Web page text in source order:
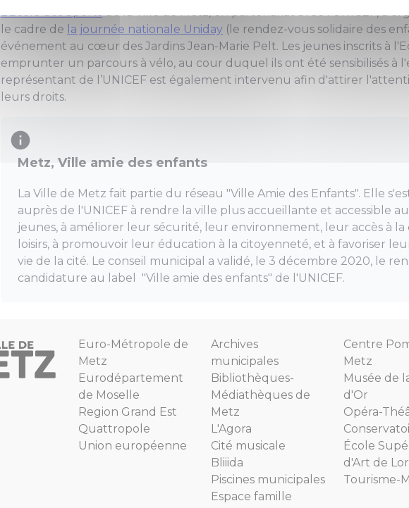
L’Ecole des Sportsde la Ville de Metz, en partenariat avec l’UNICEF, a
le cadre de la journée nationale Uniday (le rendez-vous solidaire des
événement au cœur des Jardins Jean-Marie Pelt. Les jeunes inscrits à
emprunter un parcours à vélo, au cour duquel ils ont été sensibilisés à
représentant de l’UNICEF est également intervenu afin d'attirer
leurs droits.
Metz, Ville amie des enfants
La Ville de Metz fait partie du réseau "Ville Amie des Enfants". Elle
auprès de l'UNICEF à rendre la ville plus accueillante et accessible
jeunes, à améliorer leur sécurité, leur environnement, leur accès à
loisirs, à promouvoir leur éducation à la citoyenneté, et à favoriser
vie de la cité. Le conseil municipal a validé, le 3 décembre 2020, le
candidature au label "Ville amie des enfants" de l'UNICEF.
Euro-Métropole de
Metz
Eurodépartement
de Moselle
Region Grand Est
Quattropole
Union européenne
Archives
municipales
Bibliothèques-
Médiathèques de
Metz
L'Agora
Cité musicale
Bliiida
Piscines municipales
Espace famille
Centre
Metz
Musée de
d'Or
Opéra-
École
d'Art de
Tourisme-